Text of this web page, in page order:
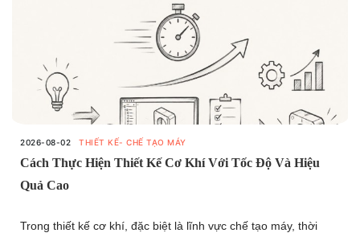
2026-08-02 THIẾT KẾ- CHẾ TẠO MÁY
Cách Thực Hiện Thiết Kế Cơ Khí Với Tốc Độ Và Hiệu
Quả Cao
Trong thiết kế cơ khí, đặc biệt là lĩnh vực chế tạo máy, thời